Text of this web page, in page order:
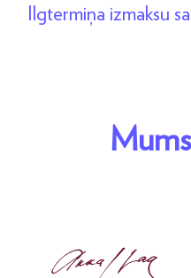
Ilgtermiņa izmaksu